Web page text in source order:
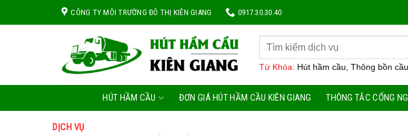
CÔNG TY MÔI TRƯỜNG ĐÔ THỊ KIÊN GIANG 0917.30.30.40
Từ Khóa: Hút hầm cầu, Thông bồn
HÚT HẦM CẦU ĐƠN GIÁ HÚT HẦM CẦU KIÊN GIANG THÔNG TẮC CỐNG
DỊCH VỤ